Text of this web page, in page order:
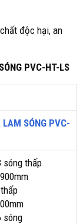
độc hại, an
PVC-HT-LS
SÓNG PVC-
sóng thấp
sóng